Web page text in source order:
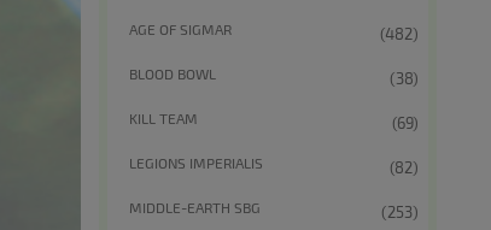
AGE OF SIGMAR (482)
BLOOD BOWL (38)
KILL TEAM (69)
LEGIONS IMPERIALIS (82)
MIDDLE-EARTH SBG (253)